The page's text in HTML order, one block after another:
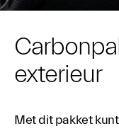
exterieur
Met dit pakket